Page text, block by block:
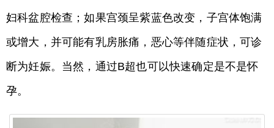
妇科盆腔检查；如果宫颈呈紫蓝色改变，子宫体饱满
或增大，并可能有乳房胀痛，恶心等伴随症状，可诊
断为妊娠。当然，通过B超也可以快速确定是不是怀
孕。